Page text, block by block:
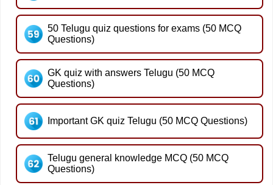
50 Telugu quiz questions for exams (50 MCQ
Questions)
GK quiz with answers Telugu (50 MCQ
Questions)
Important GK quiz Telugu (50 MCQ Questions)
Telugu general knowledge MCQ (50 MCQ
Questions)